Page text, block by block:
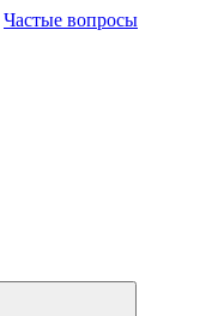
Частые вопросы